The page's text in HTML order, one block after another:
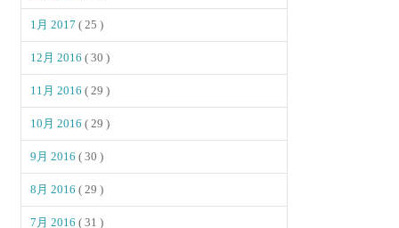
1月 2017( 25 )
12月 2016( 30 )
11月 2016( 29 )
10月 2016( 29 )
9月 2016( 30 )
8月 2016( 29 )
7月 2016( 31 )